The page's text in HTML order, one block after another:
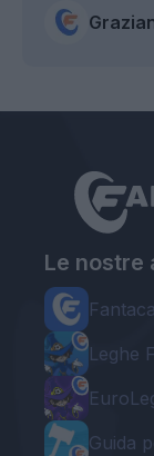
Le nostre
Leghe
Guida